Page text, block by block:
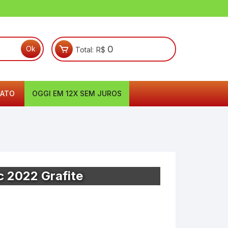
Total: R$ 0
OGGI EM 12X SEM JUROS
2022 Grafite